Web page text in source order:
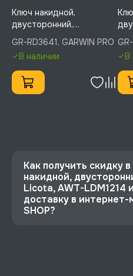
Ключ накидной,
двусторонний,
изогнутый, 75°, 36 мм, 41
мм, GARWIN PRO, GR-
RD3641
GR-RD3641, GARWIN PRO
В наличии
мм,
В
Как получить скидку
накидной,
Licota, AWT-LDM1214
доставку в интернет-
SHOP?